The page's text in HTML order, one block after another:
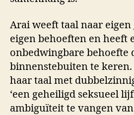
Arai weeft taal naar
eigen behoeften en heeft
onbedwingbare behoefte
binnenstebuiten te keren.
haar taal met
‘een geheiligd seksueel
ambiguïteit te vangen van